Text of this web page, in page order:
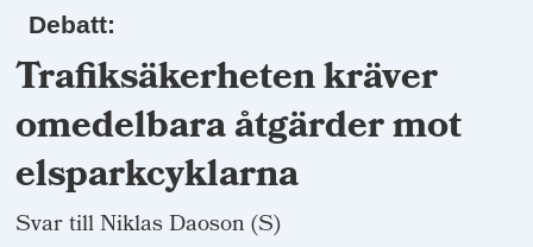
Debatt:
Trafiksäkerheten kräver
omedelbara åtgärder mot
elsparkcyklarna
Svar till Niklas Daoson (S)